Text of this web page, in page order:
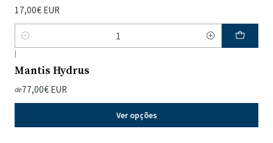
17,00€ EUR
Quantidade
|
Mantis Hydrus
de77,00€ EUR
Ver opções